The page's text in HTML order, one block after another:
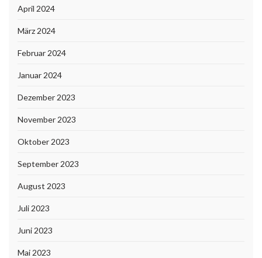
April 2024
März 2024
Februar 2024
Januar 2024
Dezember 2023
November 2023
Oktober 2023
September 2023
August 2023
Juli 2023
Juni 2023
Mai 2023